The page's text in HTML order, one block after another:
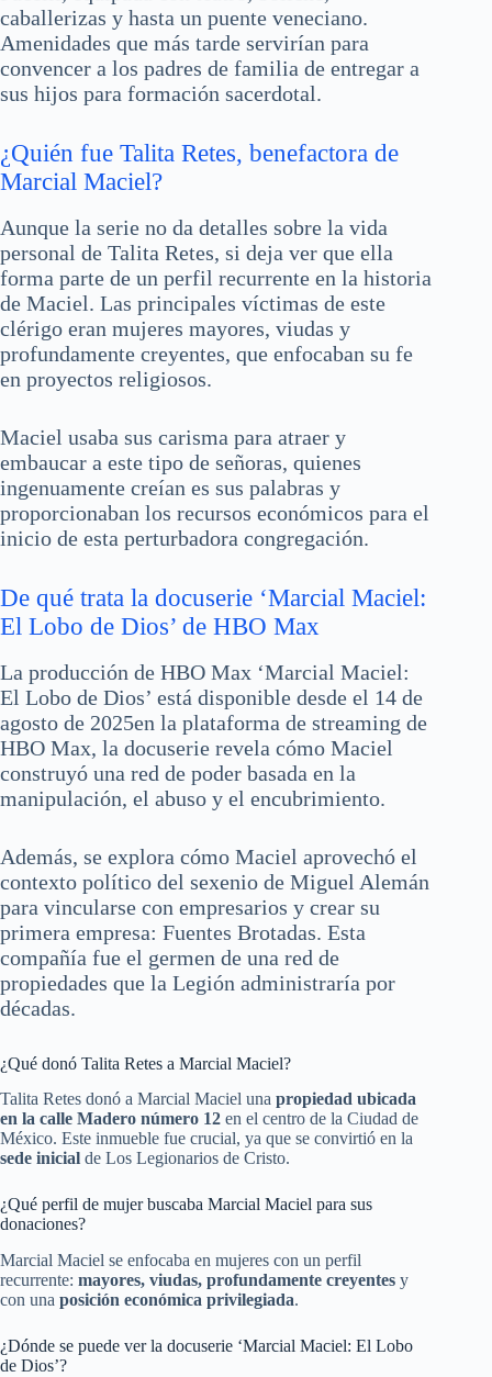
caballerizas y hasta un puente veneciano.
Amenidades que más tarde servirían para
convencer a los padres de familia de entregar a
sus hijos para formación sacerdotal.
¿Quién fue Talita Retes, benefactora de
Marcial Maciel?
Aunque la serie no da detalles sobre la vida
personal de Talita Retes, si deja ver que ella
forma parte de un perfil recurrente en la historia
de Maciel. Las principales víctimas de este
clérigo eran mujeres mayores, viudas y
profundamente creyentes, que enfocaban su fe
en proyectos religiosos.
Maciel usaba sus carisma para atraer y
embaucar a este tipo de señoras, quienes
ingenuamente creían es sus palabras y
proporcionaban los recursos económicos para el
inicio de esta perturbadora congregación.
De qué trata la docuserie ‘Marcial Maciel:
El Lobo de Dios’ de HBO Max
La producción de HBO Max ‘Marcial Maciel:
El Lobo de Dios’ está disponible desde el 14 de
agosto de 2025en la plataforma de streaming de
HBO Max, la docuserie revela cómo Maciel
construyó una red de poder basada en la
manipulación, el abuso y el encubrimiento.
Además, se explora cómo Maciel aprovechó el
contexto político del sexenio de Miguel Alemán
para vincularse con empresarios y crear su
primera empresa: Fuentes Brotadas. Esta
compañía fue el germen de una red de
propiedades que la Legión administraría por
décadas.
¿Qué donó Talita Retes a Marcial Maciel?
Talita Retes donó a Marcial Maciel una propiedad ubicada
en la calle Madero número 12 en el centro de la Ciudad de
México. Este inmueble fue crucial, ya que se convirtió en la
sede inicial de Los Legionarios de Cristo.
¿Qué perfil de mujer buscaba Marcial Maciel para sus
donaciones?
Marcial Maciel se enfocaba en mujeres con un perfil
recurrente: mayores, viudas, profundamente creyentes y
con una posición económica privilegiada.
¿Dónde se puede ver la docuserie ‘Marcial Maciel: El Lobo
de Dios’?